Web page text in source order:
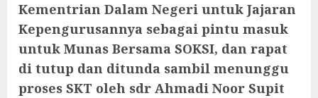
Kementrian Dalam Negeri untuk Jajaran
Kepengurusannya sebagai pintu masuk
untuk Munas Bersama SOKSI, dan rapat
di tutup dan ditunda sambil menunggu
proses SKT oleh sdr Ahmadi Noor Supit